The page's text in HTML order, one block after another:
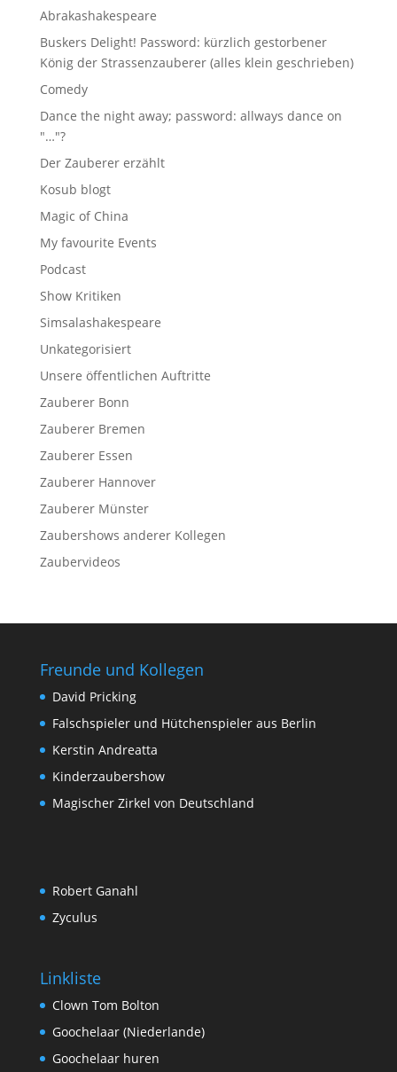
Abrakashakespeare
Buskers Delight! Password: kürzlich gestorbener
König der Strassenzauberer (alles klein geschrieben)
Comedy
Dance the night away; password: allways dance on
"…"?
Der Zauberer erzählt
Kosub blogt
Magic of China
My favourite Events
Podcast
Show Kritiken
Simsalashakespeare
Unkategorisiert
Unsere öffentlichen Auftritte
Zauberer Bonn
Zauberer Bremen
Zauberer Essen
Zauberer Hannover
Zauberer Münster
Zaubershows anderer Kollegen
Zaubervideos
Freunde und Kollegen
David Pricking
Falschspieler und Hütchenspieler aus Berlin
Kerstin Andreatta
Kinderzaubershow
Magischer Zirkel von Deutschland
Robert Ganahl
Zyculus
Linkliste
Clown Tom Bolton
Goochelaar (Niederlande)
Goochelaar huren